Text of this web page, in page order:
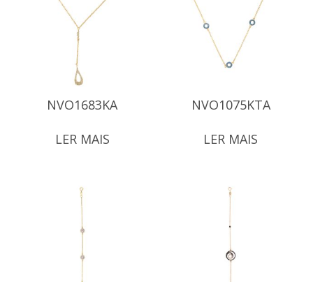
NVO1683KA
LER MAIS
NVO1075KTA
LER MAIS